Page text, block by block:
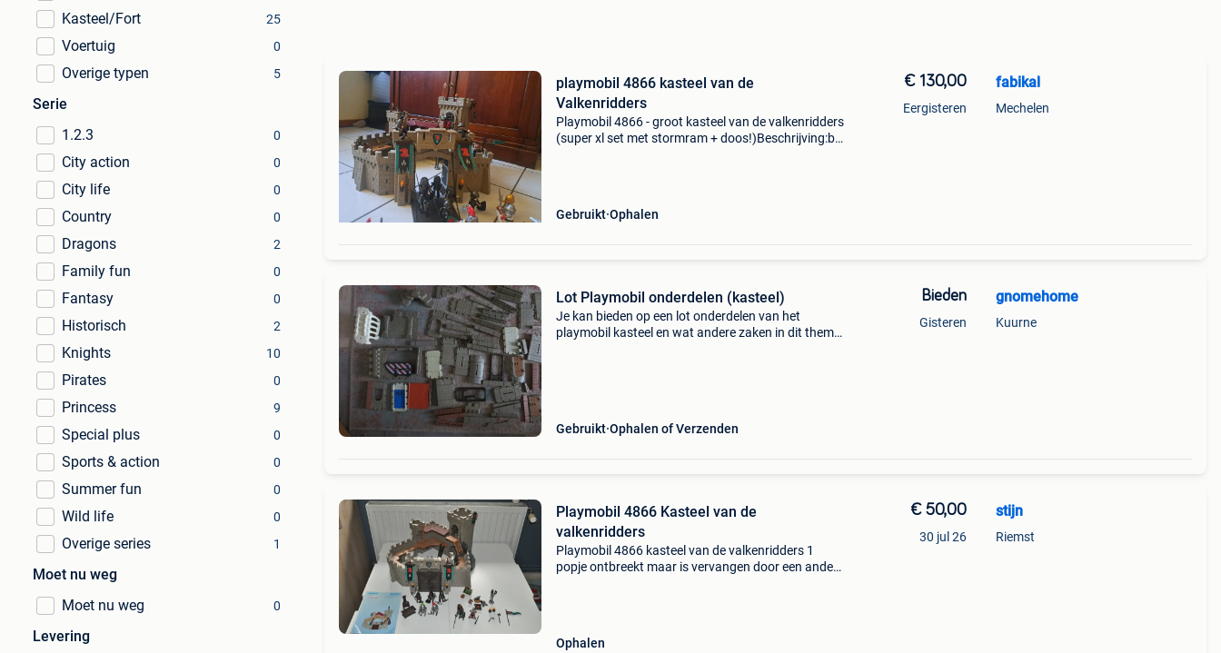
Kasteel/Fort 25
Voertuig 0
Overige typen 5
Serie
1.2.3
0
City action 0
City life 0
Country 0
Dragons 2
Family fun 0
Fantasy 0
Historisch 2
Knights 10
Pirates 0
Princess 9
Special plus 0
Sports & action 0
Summer fun 0
Wild life 0
Overige series 1
Moet nu weg
Moet nu weg
0
Levering
playmobil 4866 kasteel van de
Valkenridders
Playmobil 4866 - groot kasteel van de valkenridders
(super xl set met stormram + doos!)Beschrijving:bij
Gebruikt Ophalen
€ 130,00
Eergisteren
fabikal
Mechelen
Lot Playmobil onderdelen (kasteel)
Je kan bieden op een lot onderdelen van het
playmobil kasteel en wat andere zaken in dit thema,
Gebruikt Ophalen of Verzenden
Bieden
Gisteren
gnomehome
Kuurne
Playmobil 4866 Kasteel van de
valkenridders
Playmobil 4866 kasteel van de valkenridders 1
popje ontbreekt maar is vervangen door een andere
Ophalen
€ 50,00
30 jul 26
stijn
Riemst